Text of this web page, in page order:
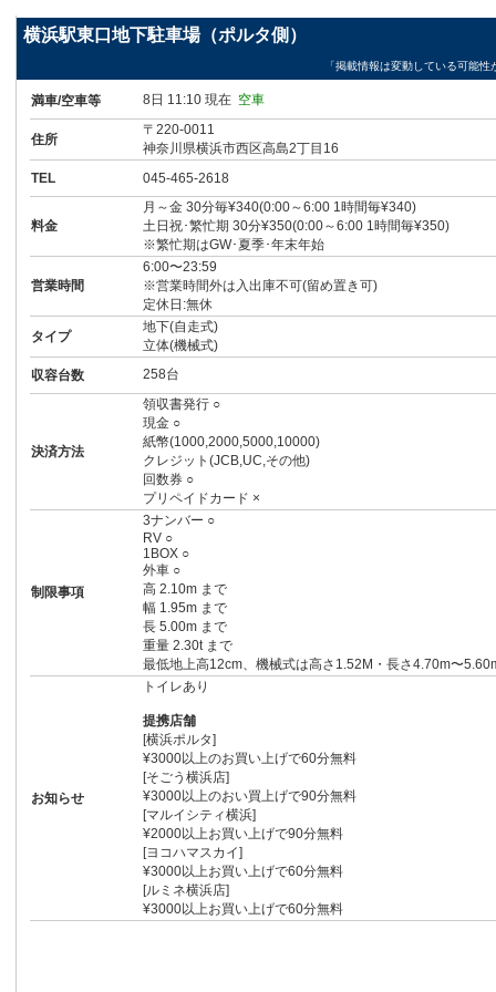
横浜駅東口地下駐車場（ポルタ側）
「掲載情報は変動している可能
満車/空車等 8日 11:10 現在 空車
住所
〒220-0011
神奈川県横浜市西区高島2丁目16
TEL
045-465-2618
料金
月～金 30分毎¥340(0:00～6:00 1時間毎¥340)
土日祝･繁忙期 30分¥350(0:00～6:00 1時間毎¥350)
※繁忙期はGW･夏季･年末年始
営業時間
6:00〜23:59
※営業時間外は入出庫不可(留め置き可)
定休日:無休
タイプ
地下(自走式)
立体(機械式)
収容台数
258台
決済方法
領収書発行 ○
現金 ○
紙幣(1000,2000,5000,10000)
クレジット(JCB,UC,その他)
回数券 ○
プリペイドカード ×
制限事項
3ナンバー ○
RV ○
1BOX ○
外車 ○
高 2.10m まで
幅 1.95m まで
長 5.00m まで
重量 2.30t まで
最低地上高12cm、機械式は高さ1.52M・長さ4.70m〜
お知らせ
トイレあり
提携店舗
[横浜ポルタ]
¥3000以上のお買い上げで60分無料
[そごう横浜店]
¥3000以上のおい買上げで90分無料
[マルイシティ横浜]
¥2000以上お買い上げで90分無料
[ヨコハマスカイ]
¥3000以上お買い上げで60分無料
[ルミネ横浜店]
¥3000以上お買い上げで60分無料